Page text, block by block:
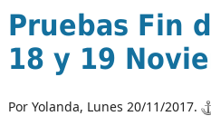
Pruebas Fin
18 y 19
Por Yolanda, Lunes 20/11/2017.